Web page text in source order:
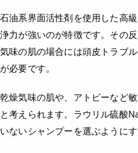
石油系界面活性剤を使用した高
浄力が強いのが特徴です。その
気味の肌の場合には頭皮トラブ
が必要です。
乾燥気味の肌や、アトピーなど
と考えられます。ラウリル硫酸
いないシャンプーを選ぶようにす